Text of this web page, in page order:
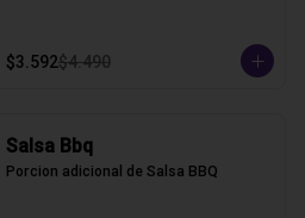
$3.592$4.490
Salsa Bbq
Porcion adicional de Salsa BBQ